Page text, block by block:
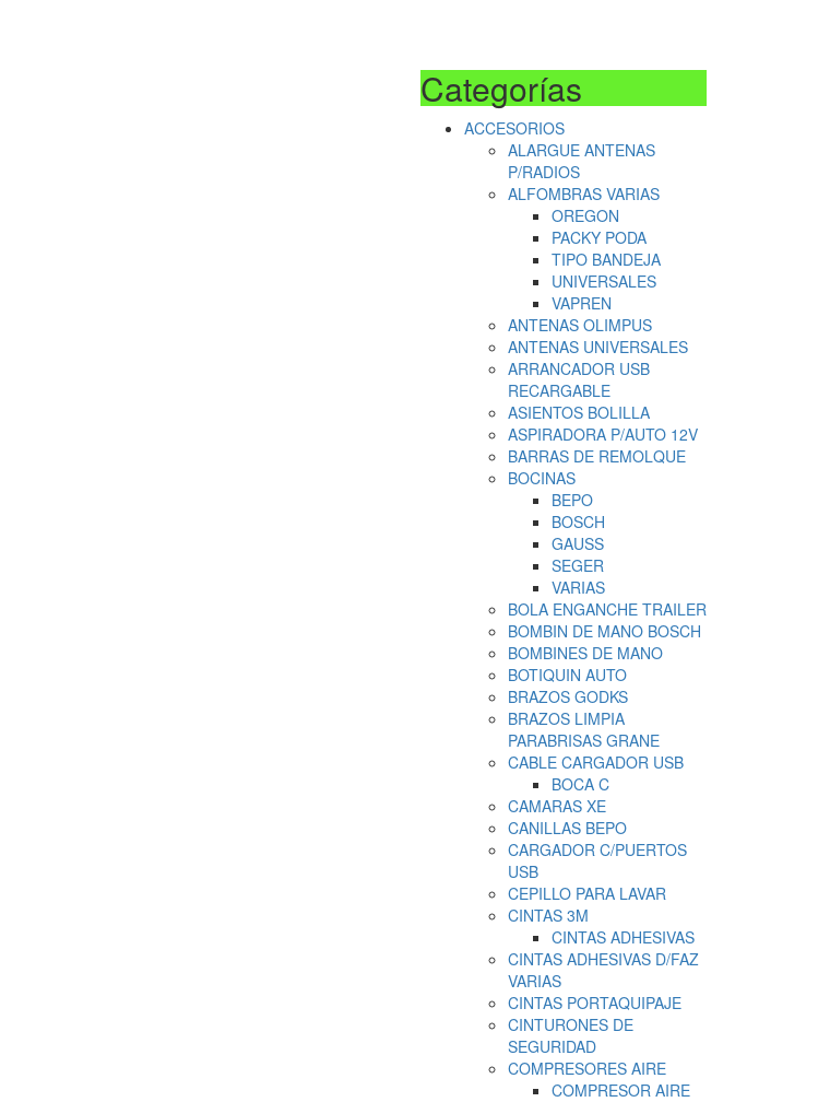
Categorías
ACCESORIOS
ALARGUE ANTENAS
P/RADIOS
ALFOMBRAS VARIAS
OREGON
PACKY PODA
TIPO BANDEJA
UNIVERSALES
VAPREN
ANTENAS OLIMPUS
ANTENAS UNIVERSALES
ARRANCADOR USB
RECARGABLE
ASIENTOS BOLILLA
ASPIRADORA P/AUTO 12V
BARRAS DE REMOLQUE
BOCINAS
BEPO
BOSCH
GAUSS
SEGER
VARIAS
BOLA ENGANCHE TRAILER
BOMBIN DE MANO BOSCH
BOMBINES DE MANO
BOTIQUIN AUTO
BRAZOS GODKS
BRAZOS LIMPIA
PARABRISAS GRANE
CABLE CARGADOR USB
BOCA C
CAMARAS XE
CANILLAS BEPO
CARGADOR C/PUERTOS
USB
CEPILLO PARA LAVAR
CINTAS 3M
CINTAS ADHESIVAS
CINTAS ADHESIVAS D/FAZ
VARIAS
CINTAS PORTAQUIPAJE
CINTURONES DE
SEGURIDAD
COMPRESORES AIRE
COMPRESOR AIRE